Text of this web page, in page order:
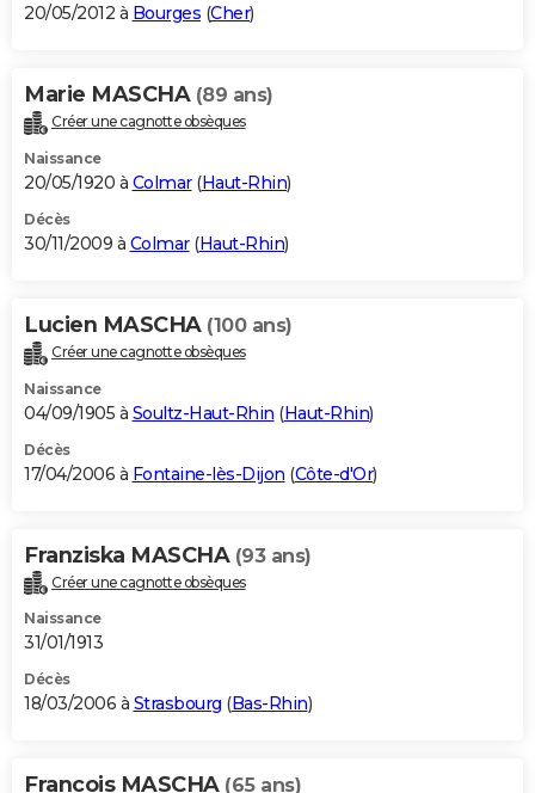
20/05/2012 à Bourges (Cher)
Marie MASCHA (89 ans)
Créer une cagnotte obsèques
Naissance
20/05/1920 à Colmar(Haut-Rhin)
Décès
30/11/2009 à Colmar(Haut-Rhin)
Lucien MASCHA (100 ans)
Créer une cagnotte obsèques
Naissance
04/09/1905 à Soultz-Haut-Rhin (Haut-Rhin)
Décès
17/04/2006 à Fontaine-lès-Dijon (Côte-d'Or)
Franziska MASCHA (93 ans)
Créer une cagnotte obsèques
Naissance
31/01/1913
Décès
18/03/2006 à Strasbourg (Bas-Rhin)
Francois MASCHA (65 ans)